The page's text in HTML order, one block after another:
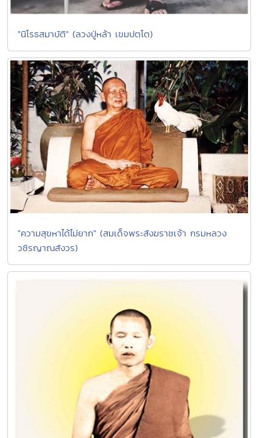
"นิโรธสมาบัติ" (ลวงปู่หล้า เขมปตฺโต)
"ความสุขหาได้ไม่ยาก" (สมเด็จพระสังฆราชเจ้า กรมหลวง
วชิรญาณสังวร)